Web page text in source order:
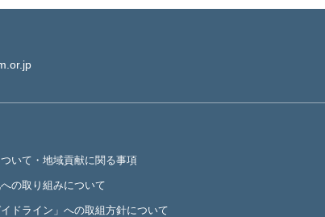
いて・地域貢献に関る事項
の取り組みについて
ドライン」への取組方針について